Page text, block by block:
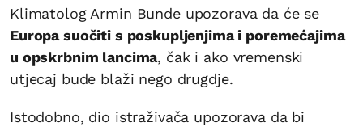
Klimatolog Armin Bunde upozorava da će se
Europa suočiti s poskupljenjima i poremećajima
u opskrbnim lancima, čak i ako vremenski
utjecaj bude blaži nego drugdje.
Istodobno, dio istraživača upozorava da bi